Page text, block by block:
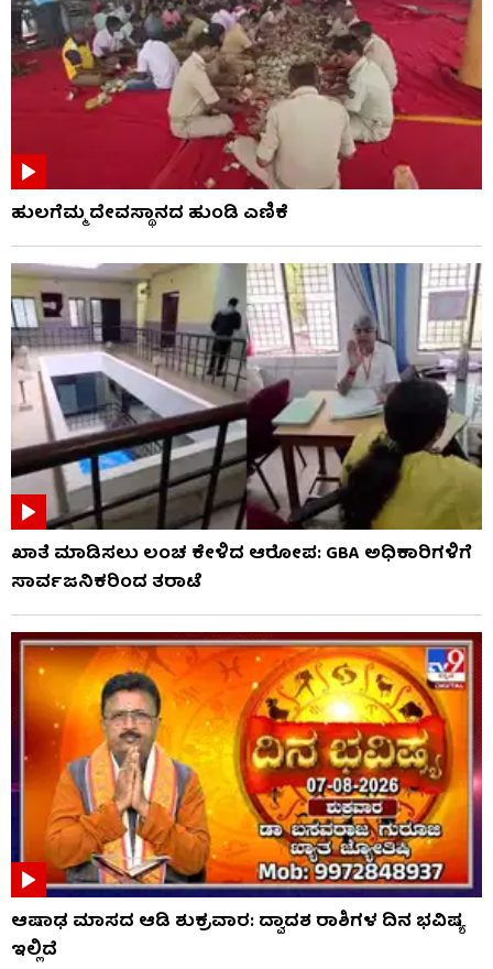
ಹುಲಗೆಮ್ಮ ದೇವಸ್ಥಾನದ ಹುಂಡಿ ಎಣಿಕೆ
ಖಾತೆ ಮಾಡಿಸಲು ಲಂಚ ಕೇಳಿದ ಆರೋಪ: GBA ಅಧಿಕಾರಿಗಳಿಗೆ
ಸಾರ್ವಜನಿಕರಿಂದ ತರಾಟೆ
ಆಷಾಢ ಮಾಸದ ಆಡಿ ಶುಕ್ರವಾರ: ದ್ವಾದಶ ರಾಶಿಗಳ ದಿನ ಭವಿಷ್ಯ
ಇಲ್ಲಿದೆ